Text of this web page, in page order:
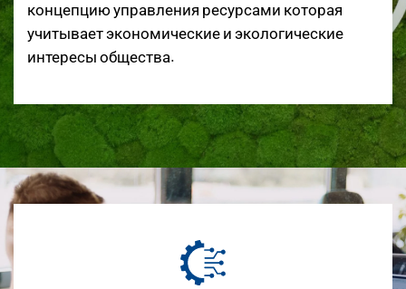
концепцию управления ресурсами которая
учитывает экономические и экологические
интересы общества.